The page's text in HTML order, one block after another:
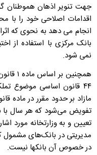
جهت تنویر اذهان هموطنان
اقدامات اصلاحی خود را با
انجام می دهد به نحوی که
بانک مرکزی با استفاده از
نمی شود.
۴۴ قانون اساسی موضوع
مازاد بر حدود مقرر در ماده
تفویض می‌شود که هر سال با
تعیین و به وزارتخانه مورد
مدیریتی در بانک‌های مشمول
در خصوص آن بانکها نیست.